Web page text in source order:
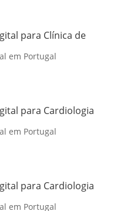
para Clínica de
em Portugal
para Cardiologia
em Portugal
para Cardiologia
em Portugal